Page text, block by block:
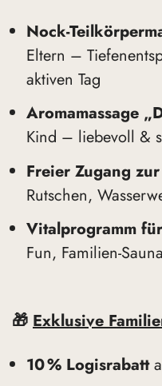
Nock-
Eltern –
aktiven Tag
Aromamassage
Kind – liebevoll &
Freier Zugang
Rutschen,
Vitalprogramm
Fun, Familien-
🎁 Exklusive
10 % Logisrabatt